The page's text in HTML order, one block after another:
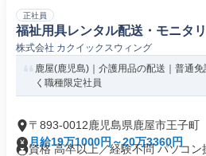
正社員
福祉用具レンタル配送・モニタ
株式会社 カクイックスウィング
鹿屋(鹿児島)｜介護用品の配送｜普通
く職種限定社員
〒893-0012鹿児島県鹿屋市王子町
月給19万1000円～20万3360円
資格 高卒以上／経験不問 パソコ